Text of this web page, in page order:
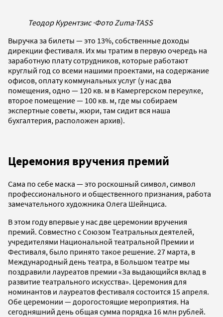
Теодор Курентзис·Фото Zuma·TASS
Выручка за билеты — это 13%, собственные доходы
дирекции фестиваля. Их мы тратим в первую очередь на
заработную плату сотрудников, которые работают
круглый год со всеми нашими проектами, на содержание
офисов, оплату коммунальных услуг (у нас два
помещения, одно — 120 кв. м в Камергерском переулке,
второе помещение — 100 кв. м, где мы собираем
экспертные советы, жюри, там сидит вся наша
бухгалтерия, расположен архив).
Церемония вручения премий
Сама по себе маска — это роскошный символ, символ
профессионального и общественного признания, работа
замечательного художника Олега Шейнциса.
В этом году впервые у нас две церемонии вручения
премий. Совместно с Союзом Театральных деятелей,
учредителями Национальной театральной Премии и
Фестиваля, было принято такое решение. 27 марта, в
Международный день театра, в Большом театре мы
поздравили лауреатов премии «За выдающийся вклад в
развитие театрального искусства». Церемония для
номинантов и лауреатов фестиваля состоится 15 апреля.
Обе церемонии — дорогостоящие мероприятия. На
сегодняшний день общая сумма порядка 16 млн рублей.